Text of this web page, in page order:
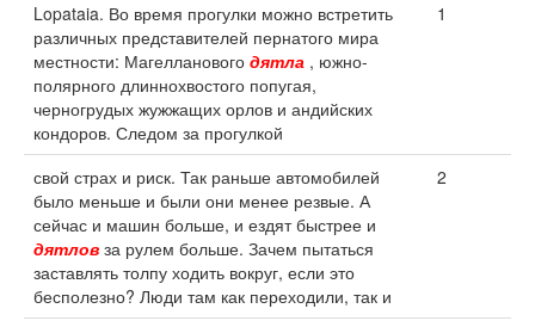
Lopataia. Во время прогулки можно встретить
различных представителей пернатого мира
местности: Магелланового дятла , южно-
полярного длиннохвостого попугая,
черногрудых жужжащих орлов и андийских
кондоров. Следом за прогулкой
1
свой страх и риск. Так раньше автомобилей
было меньше и были они менее резвые. А
сейчас и машин больше, и ездят быстрее и
дятлов за рулем больше. Зачем пытаться
заставлять толпу ходить вокруг, если это
бесполезно? Люди там как переходили, так и
2